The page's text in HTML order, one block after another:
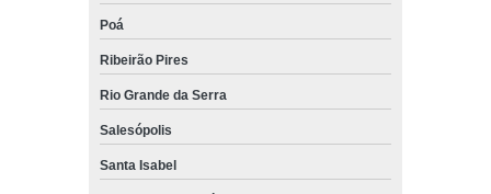
Poá
Ribeirão Pires
Rio Grande da Serra
Salesópolis
Santa Isabel